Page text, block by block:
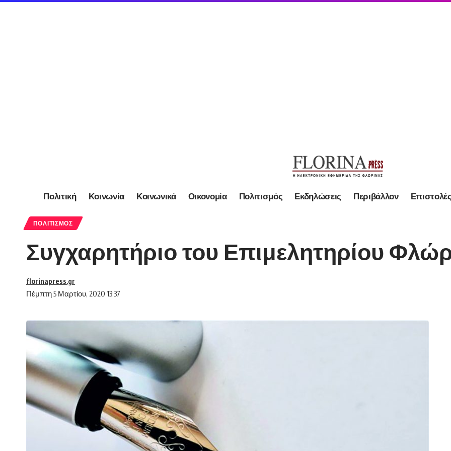
Πολιτική Κοινωνία Κοινωνικά Οικονομία Πολιτισμός Εκδηλώσεις Περιβάλλον
ΠΟΛΙΤΙΣΜΌΣ
Συγχαρητήριο του Επιμελητηρίου
Πέμπτη 5 Μαρτίου, 2020 13:37
florinapress.gr